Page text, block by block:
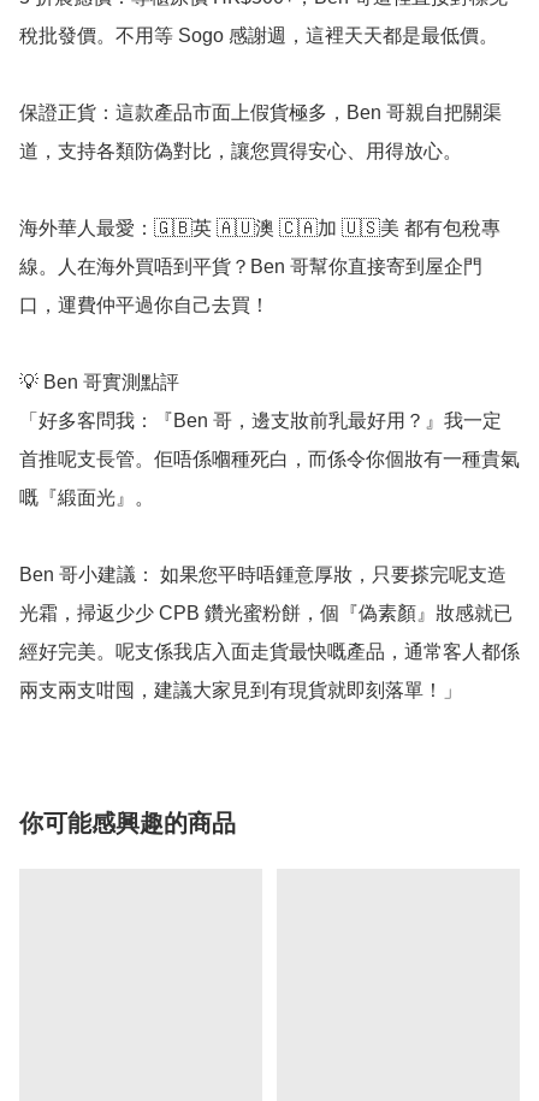
稅批發價。不用等 Sogo 感謝週，這裡天天都是最低價。
保證正貨：這款產品市面上假貨極多，Ben 哥親自把關渠
道，支持各類防偽對比，讓您買得安心、用得放心。
海外華人最愛：🇬🇧英 🇦🇺澳 🇨🇦加 🇺🇸美 都有包稅專
線。人在海外買唔到平貨？Ben 哥幫你直接寄到屋企門
口，運費仲平過你自己去買！
💡 Ben 哥實測點評
「好多客問我：『Ben 哥，邊支妝前乳最好用？』我一定
首推呢支長管。佢唔係嗰種死白，而係令你個妝有一種貴氣
嘅『緞面光』。
Ben 哥小建議： 如果您平時唔鍾意厚妝，只要搽完呢支造
光霜，掃返少少 CPB 鑽光蜜粉餅，個『偽素顏』妝感就已
經好完美。呢支係我店入面走貨最快嘅產品，通常客人都係
兩支兩支咁囤，建議大家見到有現貨就即刻落單！」
你可能感興趣的商品